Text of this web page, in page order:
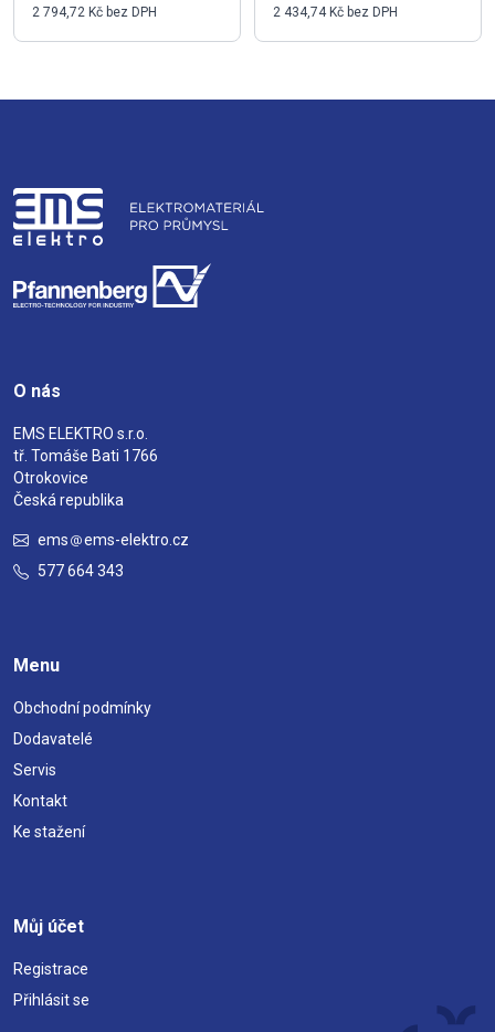
2 794,72 Kč bez DPH 2 434,74 Kč bez DPH
O nás
EMS ELEKTRO s.r.o.
tř. Tomáše Bati 1766
Otrokovice
Česká republika
ems
ems-elektro.cz
577 664 343
Menu
Obchodní podmínky
Dodavatelé
Servis
Kontakt
Ke stažení
Můj účet
Registrace
Přihlásit se